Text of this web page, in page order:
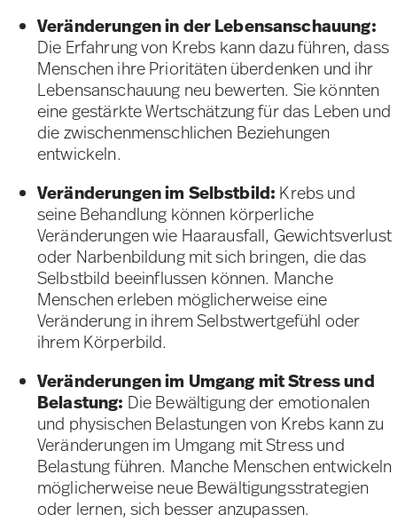
Veränderungen in der Lebensanschauung:
Die Erfahrung von Krebs kann dazu führen, dass
Menschen ihre Prioritäten überdenken und ihr
Lebensanschauung neu bewerten. Sie könnten
eine gestärkte Wertschätzung für das Leben und
die zwischenmenschlichen Beziehungen
entwickeln.
Veränderungen im Selbstbild: Krebs und
seine Behandlung können körperliche
Veränderungen wie Haarausfall, Gewichtsverlust
oder Narbenbildung mit sich bringen, die das
Selbstbild beeinflussen können. Manche
Menschen erleben möglicherweise eine
Veränderung in ihrem Selbstwertgefühl oder
ihrem Körperbild.
Veränderungen im Umgang mit Stress und
Belastung: Die Bewältigung der emotionalen
und physischen Belastungen von Krebs kann zu
Veränderungen im Umgang mit Stress und
Belastung führen. Manche Menschen entwickeln
möglicherweise neue Bewältigungsstrategien
oder lernen, sich besser anzupassen.